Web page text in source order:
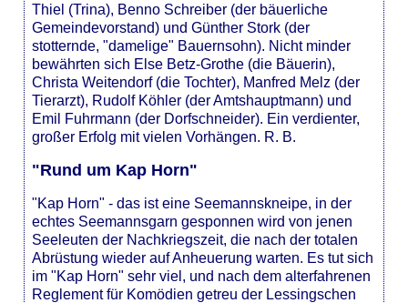
Thiel (Trina), Benno Schreiber (der bäuerliche
Gemeindevorstand) und Günther Stork (der
stotternde, "damelige" Bauernsohn). Nicht minder
bewährten sich Else Betz-Grothe (die Bäuerin),
Christa Weitendorf (die Tochter), Manfred Melz (der
Tierarzt), Rudolf Köhler (der Amtshauptmann) und
Emil Fuhrmann (der Dorfschneider). Ein verdienter,
großer Erfolg mit vielen Vorhängen. R. B.
"Rund um Kap Horn"
"Kap Horn" - das ist eine Seemannskneipe, in der
echtes Seemannsgarn gesponnen wird von jenen
Seeleuten der Nachkriegszeit, die nach der totalen
Abrüstung wieder auf Anheuerung warten. Es tut sich
im "Kap Horn" sehr viel, und nach dem alterfahrenen
Reglement für Komödien getreu der Lessingschen